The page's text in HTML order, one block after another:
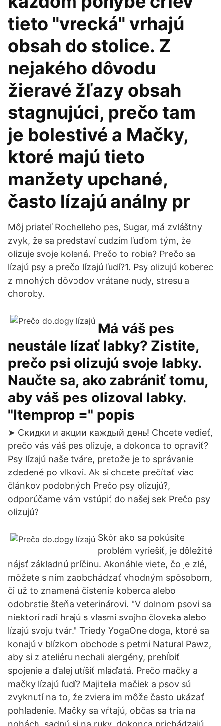
tieto "vrecká" vrhajú
obsah do stolice. Z
nejakého dôvodu
žieravé žľazy obsah
stagnujúci, prečo tam
je bolestivé a Mačky,
ktoré majú tieto
manžety upchané,
často lízajú análny pr
Môj priateľ Rochelleho pes, Sugar, má zvláštny
zvyk, že sa predstaví cudzím ľuďom tým, že
olizuje svoje kolená. Prečo to robia? Prečo sa
lízajú psy a prečo lízajú ľudí?1. Psy olizujú koberec
z mnohých dôvodov vrátane nudy, stresu a
choroby.
Má váš pes
neustále lízať labky? Zistite,
prečo psi olizujú svoje labky.
Naučte sa, ako zabrániť tomu,
aby váš pes olizoval labky.
"Itemprop =" popis
➤ Скидки и акции каждый день! Chcete vedieť,
prečo vás váš pes olizuje, a dokonca to opraviť?
Psy lízajú naše tváre, pretože je to správanie
zdedené po vlkovi. Ak si chcete prečítať viac
článkov podobných Prečo psy olizujú?,
odporúčame vám vstúpiť do našej sek Prečo psy
olizujú?
Skôr ako sa pokúsite
problém vyriešiť, je dôležité
nájsť základnú príčinu. Akonáhle viete, čo je zlé,
môžete s ním zaobchádzať vhodným spôsobom,
či už to znamená čistenie koberca alebo
odobratie šteňa veterinárovi. "V dolnom psovi sa
niektorí radi hrajú s vlasmi svojho človeka alebo
lízajú svoju tvár." Triedy YogaOne doga, ktoré sa
konajú v blízkom obchode s petmi Natural Pawz,
aby si z ateliéru nechali alergény, prehĺbiť
spojenie a ďalej utíšiť mláďatá. Prečo mačky a
mačky lízajú ľudí? Majitelia mačiek a psov sú
zvyknutí na to, že zviera im môže často ukázať
pohladenie. Mačky sa vŕtajú, občas sa tria na
nohách, sadnú si na ruky, dokonca prichádzajú